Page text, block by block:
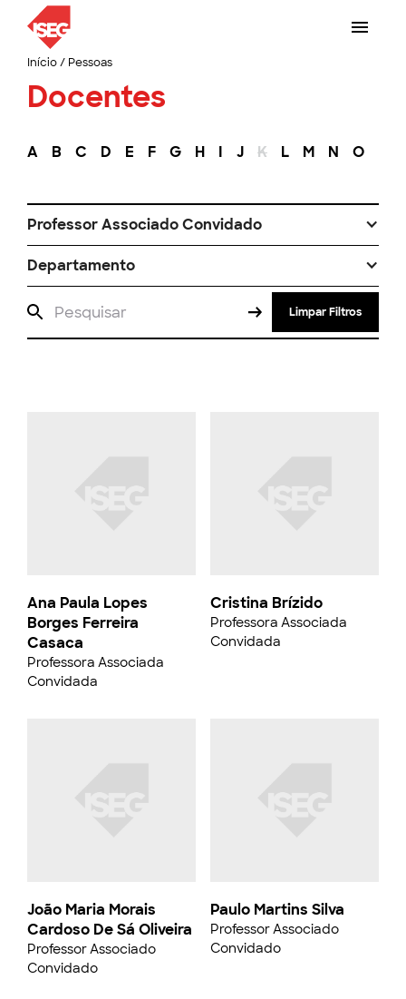
Início/ Pessoas
Docentes
A B C D E F G H I J K L M N O
Professor Associado Convidado
Departamento
Limpar Filtros
Ana Paula Lopes
Borges Ferreira
Casaca
Professora Associada
Convidada
João Maria Morais
Cardoso De Sá Oliveira
Professor Associado
Convidado
Cristina Brízido
Professora Associada
Convidada
Paulo Martins Silva
Professor Associado
Convidado